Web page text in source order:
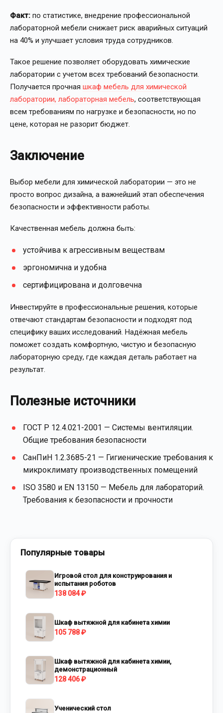
Факт: по статистике, внедрение профессиональной
лабораторной мебели снижает риск аварийных ситуаций
на 40% и улучшает условия труда сотрудников.
Такое решение позволяет оборудовать химические
лаборатории с учетом всех требований безопасности.
Получается прочная шкаф мебель для химической
лаборатории, лабораторная мебель, соответствующая
всем требованиям по нагрузке и безопасности, но по
цене, которая не разорит бюджет.
Заключение
Выбор мебели для химической лаборатории — это не
просто вопрос дизайна, а важнейший этап обеспечения
безопасности и эффективности работы.
Качественная мебель должна быть:
устойчива к агрессивным веществам
эргономична и удобна
сертифицирована и долговечна
Инвестируйте в профессиональные решения, которые
отвечают стандартам безопасности и подходят под
специфику ваших исследований. Надёжная мебель
поможет создать комфортную, чистую и безопасную
лабораторную среду, где каждая деталь работает на
результат.
Полезные источники
ГОСТ Р 12.4.021-2001 — Системы вентиляции.
Общие требования безопасности
СанПиН 1.2.3685-21 — Гигиенические требования к
микроклимату производственных помещений
ISO 3580 и EN 13150 — Мебель для лабораторий.
Требования к безопасности и прочности
Популярные товары
Игровой стол для конструирования и
испытания роботов
138 084 ₽
Шкаф вытяжной для кабинета химии
105 788 ₽
Шкаф вытяжной для кабинета химии,
демонстрационный
128 406 ₽
Ученический стол